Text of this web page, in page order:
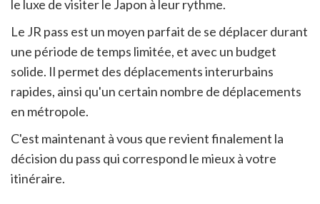
le luxe de visiter le Japon à leur rythme.
Le JR pass est un moyen parfait de se déplacer durant
une période de temps limitée, et avec un budget
solide. Il permet des déplacements interurbains
rapides, ainsi qu'un certain nombre de déplacements
en métropole.
C'est maintenant à vous que revient finalement la
décision du pass qui correspond le mieux à votre
itinéraire.